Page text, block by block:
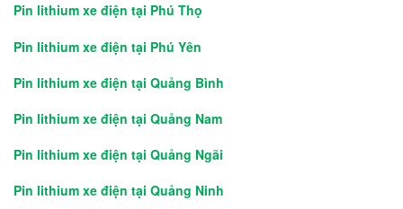
Pin lithium xe điện tại Phú Thọ
Pin lithium xe điện tại Phú Yên
Pin lithium xe điện tại Quảng Bình
Pin lithium xe điện tại Quảng Nam
Pin lithium xe điện tại Quảng Ngãi
Pin lithium xe điện tại Quảng Ninh